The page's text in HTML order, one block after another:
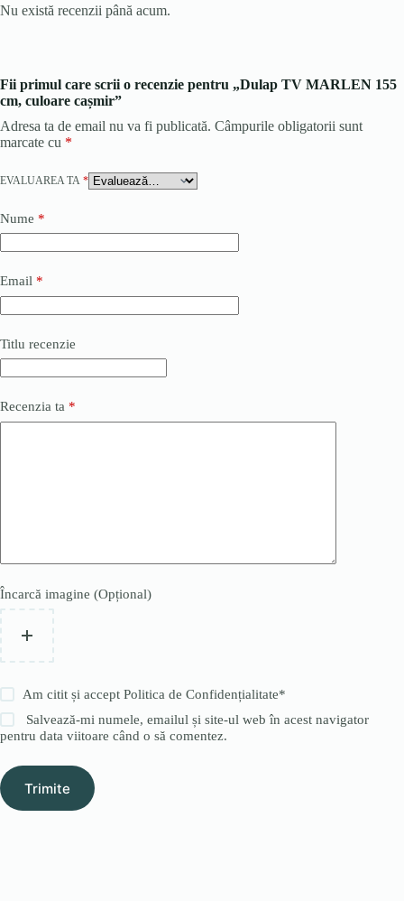
Nu există recenzii până acum.
Fii primul care scrii o recenzie pentru „Dulap TV MARLEN 155
cm, culoare cașmir”
Adresa ta de email nu va fi publicată. Câmpurile obligatorii sunt
marcate cu *
EVALUAREA TA *
Nume *
Email *
Titlu recenzie
Recenzia ta *
Încarcă imagine (Opțional)
Am citit și acceptPolitica de Confidențialitate*
Salvează-mi numele, emailul și site-ul web în acest navigator
pentru data viitoare când o să comentez.
Trimite